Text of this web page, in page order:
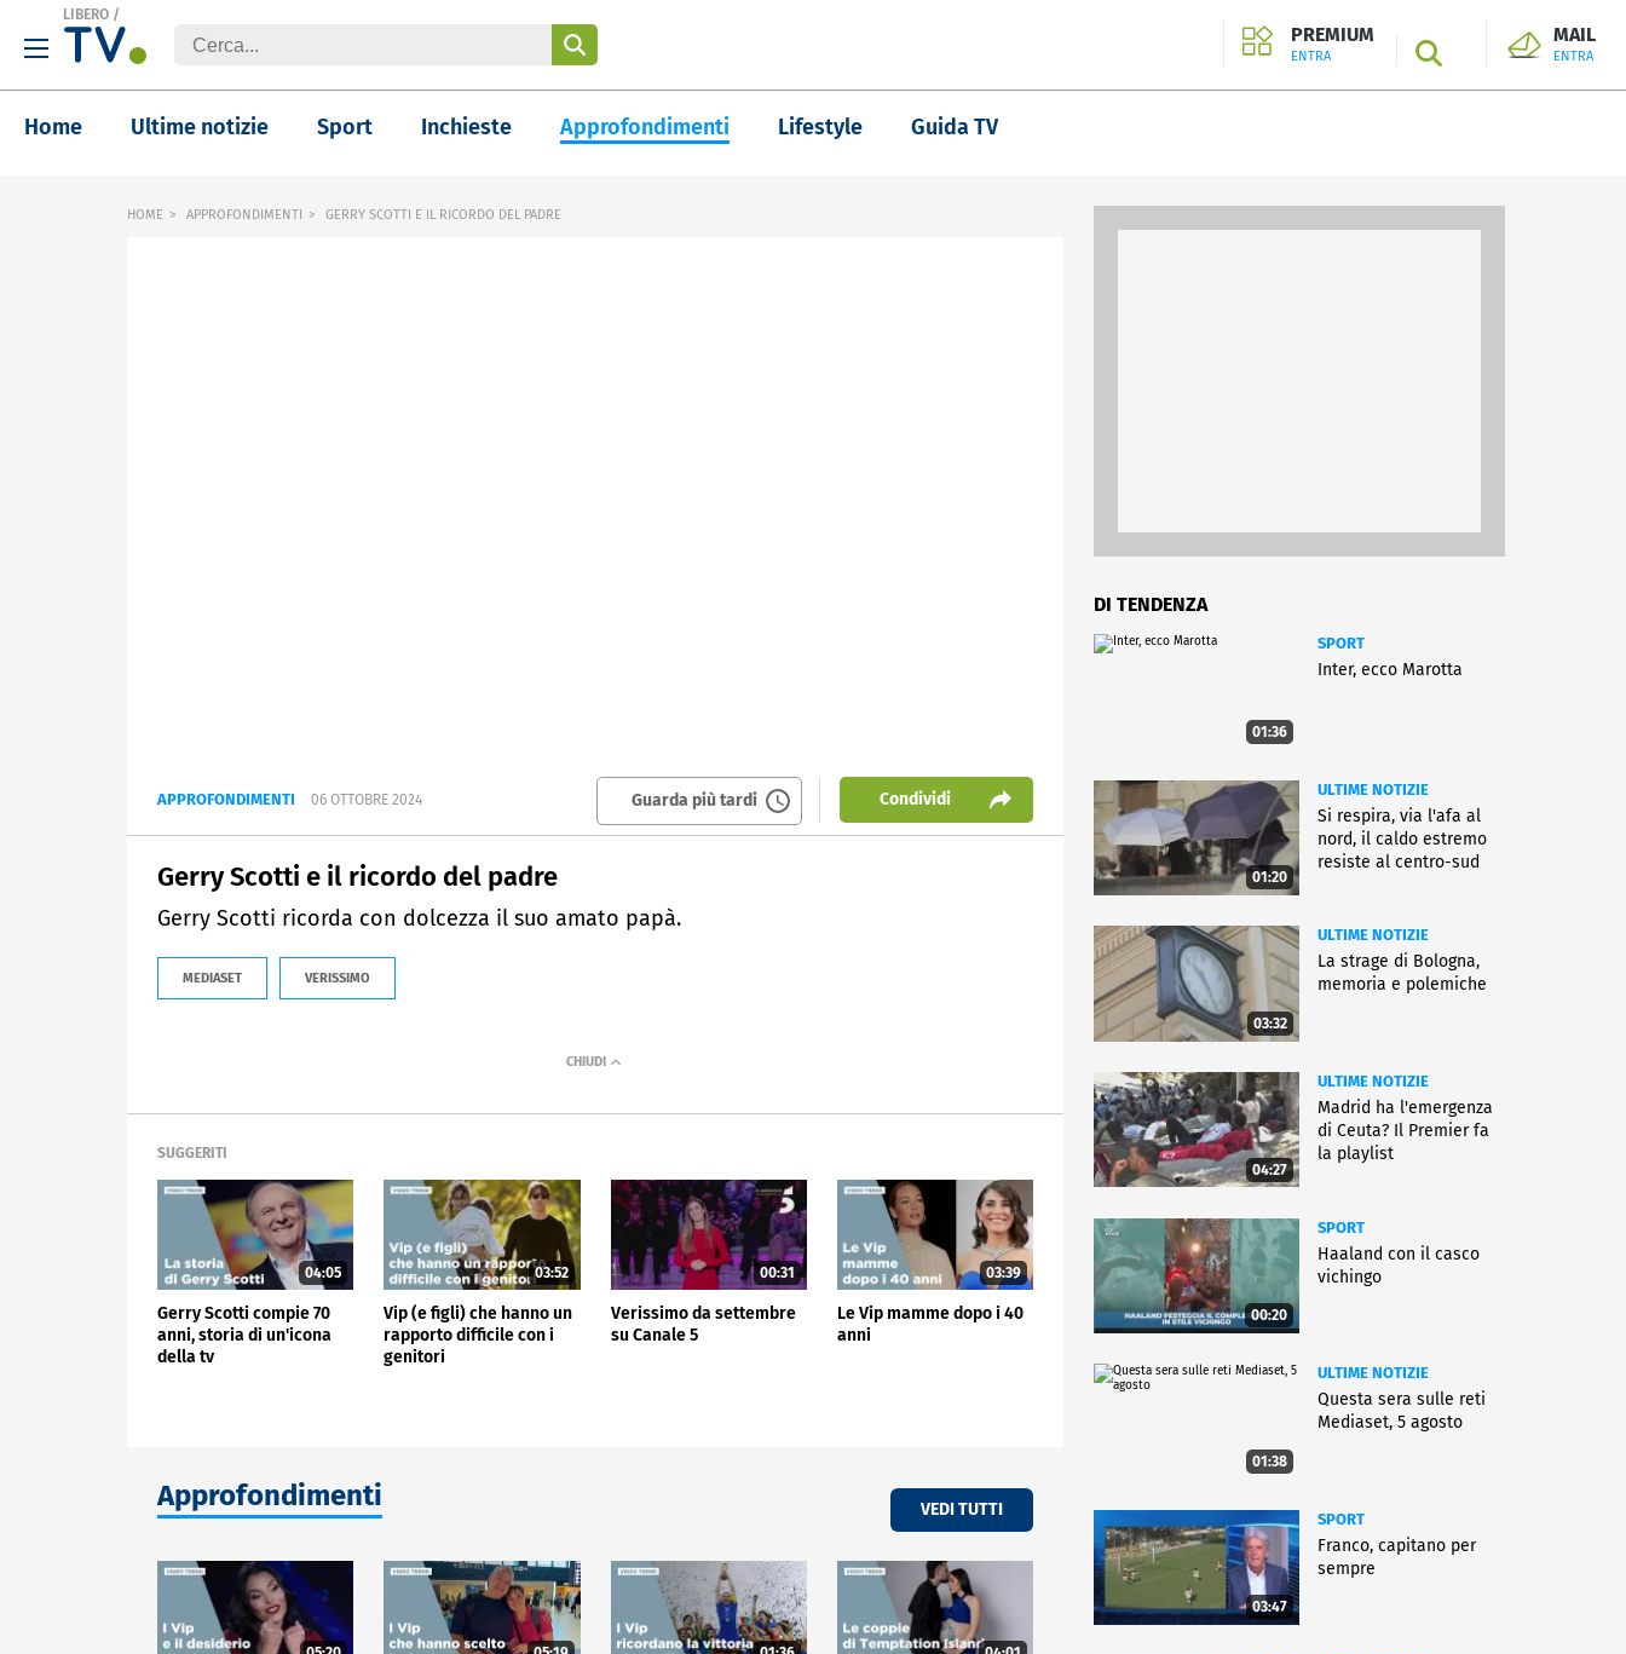
LIBERO /
PREMIUM
ENTRA SEARCH
MAIL
ENTRA
Home Ultime notizie Sport Inchieste Approfondimenti Lifestyle Guida TV
HOME APPROFONDIMENTI GERRY SCOTTI E IL RICORDO DEL PADRE
APPROFONDIMENTI 06 OTTOBRE 2024 Guarda più tardi Condividi
Gerry Scotti e il ricordo del padre
Gerry Scotti ricorda con dolcezza il suo amato papà.
MEDIASET VERISSIMO
SUGGERITI
04:05
Gerry Scotti compie 70
anni, storia di un'icona
della tv
03:52
Vip (e figli) che hanno un
rapporto difficile con i
genitori
00:31
Verissimo da settembre
su Canale 5
03:39
Le Vip mamme dopo i 40
anni
Approfondimenti VEDI TUTTI
DI TENDENZA
01:36
SPORT
Inter, ecco Marotta
01:20
ULTIME NOTIZIE
Si respira, via l'afa al
nord, il caldo estremo
resiste al centro-sud
03:32
ULTIME NOTIZIE
La strage di Bologna,
memoria e polemiche
04:27
ULTIME NOTIZIE
Madrid ha l'emergenza
di Ceuta? Il Premier fa
la playlist
00:20
SPORT
Haaland con il casco
vichingo
01:38
ULTIME NOTIZIE
Questa sera sulle reti
Mediaset, 5 agosto
03:47
SPORT
Franco, capitano per
sempre